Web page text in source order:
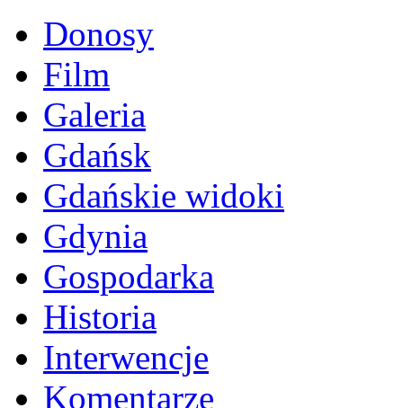
Donosy
Film
Galeria
Gdańsk
Gdańskie widoki
Gdynia
Gospodarka
Historia
Interwencje
Komentarze